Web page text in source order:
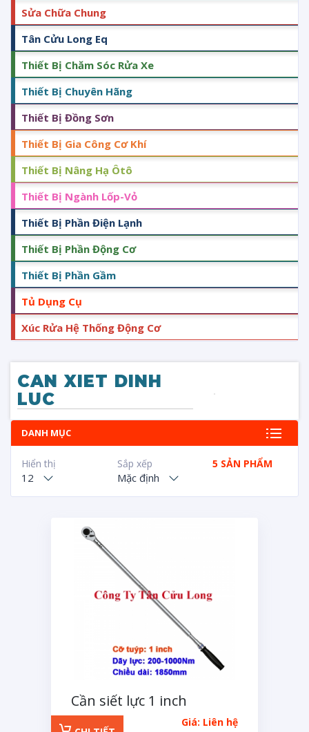
Sửa Chữa Chung
Tân Cửu Long Eq
Thiết Bị Chăm Sóc Rửa Xe
Thiết Bị Chuyên Hãng
Thiết Bị Đồng Sơn
Thiết Bị Gia Công Cơ Khí
Thiết Bị Nâng Hạ Ôtô
Thiết Bị Ngành Lốp-Vỏ
Thiết Bị Phần Điện Lạnh
Thiết Bị Phần Động Cơ
Thiết Bị Phần Gầm
Tủ Dụng Cụ
Xúc Rửa Hệ Thống Động Cơ
CAN XIET DINH
LUC
DANH MỤC
5 SẢN PHẨM
Sắp xếp
Mặc định
Hiển thị
12
Cần siết lực 1 inch
Kingtony 200-1000Nm
Giá: Liên hệ